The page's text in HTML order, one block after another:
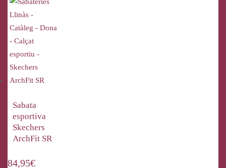
Sabata
esportiva
Skechers
ArchFit SR
84,95€